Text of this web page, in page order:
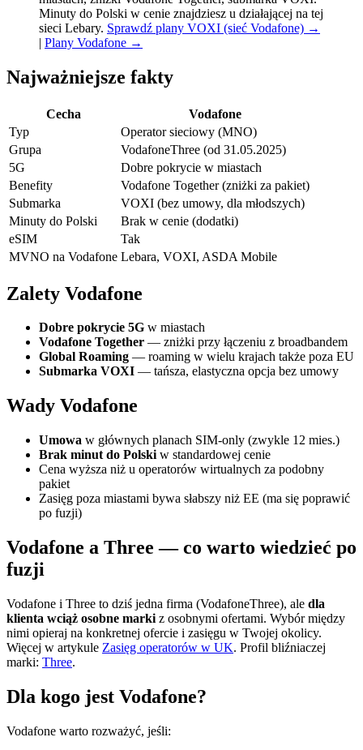
Minuty do Polski w cenie znajdziesz u działającej na tej
sieci Lebary. Sprawdź plany VOXI (sieć Vodafone) →
| Plany Vodafone →
Najważniejsze fakty
Cecha
Vodafone
Typ
Operator sieciowy (MNO)
Grupa
VodafoneThree (od 31.05.2025)
5G
Dobre pokrycie w miastach
Benefity
Vodafone Together (zniżki za pakiet)
Submarka
VOXI (bez umowy, dla młodszych)
Minuty do Polski
Brak w cenie (dodatki)
eSIM
Tak
MVNO na Vodafone Lebara, VOXI, ASDA Mobile
Zalety Vodafone
Dobre pokrycie 5G w miastach
Vodafone Together — zniżki przy łączeniu z broadbandem
Global Roaming — roaming w wielu krajach także poza EU
Submarka VOXI — tańsza, elastyczna opcja bez umowy
Wady Vodafone
Umowa w głównych planach SIM-only (zwykle 12 mies.)
Brak minut do Polski w standardowej cenie
Cena wyższa niż u operatorów wirtualnych za podobny
pakiet
Zasięg poza miastami bywa słabszy niż EE (ma się poprawić
po fuzji)
Vodafone a Three — co warto wiedzieć po
fuzji
Vodafone i Three to dziś jedna firma (VodafoneThree), ale dla
klienta wciąż osobne marki z osobnymi ofertami. Wybór między
nimi opieraj na konkretnej ofercie i zasięgu w Twojej okolicy.
Więcej w artykule Zasięg operatorów w UK. Profil bliźniaczej
marki: Three.
Dla kogo jest Vodafone?
Vodafone warto rozważyć, jeśli: